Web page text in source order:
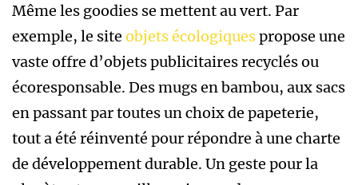
Même les goodies se mettent au vert. Par
exemple, le site objets écologiquespropose une
vaste offre d’objets publicitaires recyclés ou
écoresponsable. Des mugs en bambou, aux sacs
en passant par toutes un choix de papeterie,
tout a été réinventé pour répondre à une charte
de développement durable. Un geste pour la